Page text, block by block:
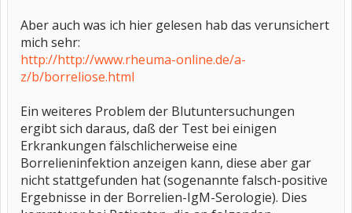
Aber auch was ich hier gelesen hab das verunsichert
mich sehr:
http://http://www.rheuma-online.de/a-
z/b/borreliose.html
Ein weiteres Problem der Blutuntersuchungen
ergibt sich daraus, daß der Test bei einigen
Erkrankungen fälschlicherweise eine
Borrelieninfektion anzeigen kann, diese aber gar
nicht stattgefunden hat (sogenannte falsch-positive
Ergebnisse in der Borrelien-IgM-Serologie). Dies